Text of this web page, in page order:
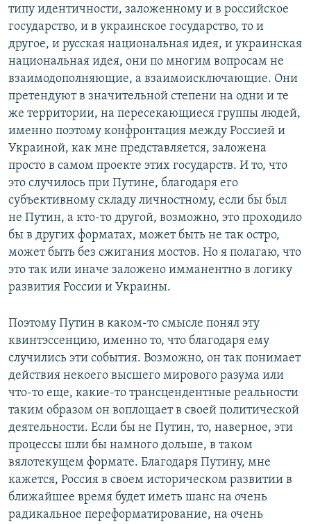
типу идентичности, заложенному и в российское
государство, и в украинское государство, то и
другое, и русская национальная идея, и украинская
национальная идея, они по многим вопросам не
взаимодополняющие, а взаимоисключающие. Они
претендуют в значительной степени на одни и те
же территории, на пересекающиеся группы людей,
именно поэтому конфронтация между Россией и
Украиной, как мне представляется, заложена
просто в самом проекте этих государств. И то, что
это случилось при Путине, благодаря его
субъективному складу личностному, если бы был
не Путин, а кто-то другой, возможно, это проходило
бы в других форматах, может быть не так остро,
может быть без сжигания мостов. Но я полагаю, что
это так или иначе заложено имманентно в логику
развития России и Украины.
Поэтому Путин в каком-то смысле понял эту
квинтэссенцию, именно то, что благодаря ему
случились эти события. Возможно, он так понимает
действия некоего высшего мирового разума или
что-то еще, какие-то трансцендентные реальности
таким образом он воплощает в своей политической
деятельности. Если бы не Путин, то, наверное, эти
процессы шли бы намного дольше, в таком
вялотекущем формате. Благодаря Путину, мне
кажется, Россия в своем историческом развитии в
ближайшее время будет иметь шанс на очень
радикальное переформатирование, на очень